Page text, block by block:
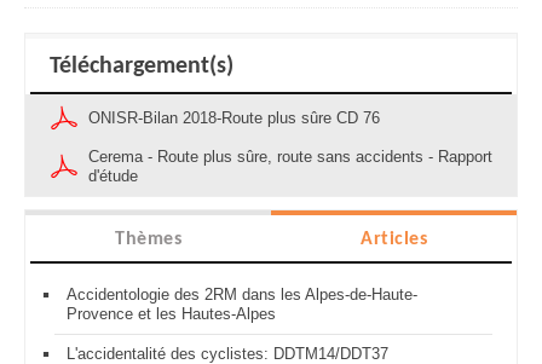
Téléchargement(s)
ONISR-Bilan 2018-Route plus sûre CD 76
Cerema - Route plus sûre, route sans accidents - Rapport
d'étude
Thèmes Articles
Accidentologie des 2RM dans les Alpes-de-Haute-
Provence et les Hautes-Alpes
L'accidentalité des cyclistes: DDTM14/DDT37